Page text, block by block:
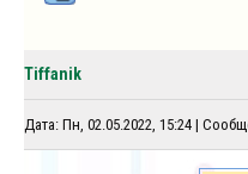
Tiffanik
Дата: Пн, 02.05.2022, 15:24 |